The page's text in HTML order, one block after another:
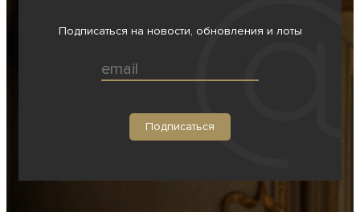
Подписаться на новости, обновления и лоты